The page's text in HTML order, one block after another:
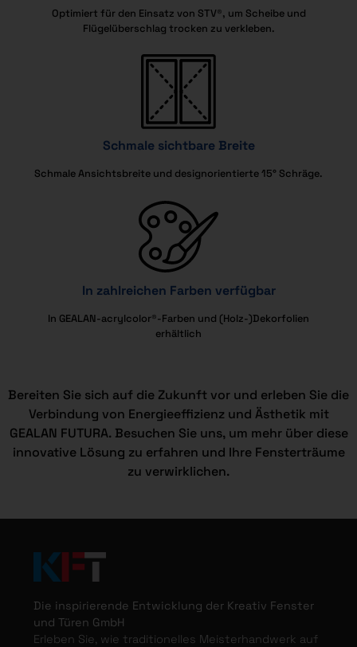
Optimiert für den Einsatz von STV®, um Scheibe und
Flügelüberschlag trocken zu verkleben.
Schmale sichtbare Breite
Schmale Ansichtsbreite und designorientierte 15° Schräge.
In zahlreichen Farben verfügbar
In GEALAN-acrylcolor®-Farben und (Holz-)Dekorfolien
erhältlich
Bereiten Sie sich auf die Zukunft vor und erleben Sie die
Verbindung von Energieeffizienz und Ästhetik mit
GEALAN FUTURA. Besuchen Sie uns, um mehr über diese
innovative Lösung zu erfahren und Ihre Fensterträume
zu verwirklichen.
Die inspirierende Entwicklung der Kreativ Fenster
und Türen GmbH
Erleben Sie, wie traditionelles Meisterhandwerk auf